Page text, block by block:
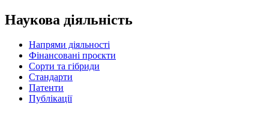
Наукова діяльність
Напрями діяльності
Фінансовані проєкти
Сорти та гібриди
Стандарти
Патенти
Публікації